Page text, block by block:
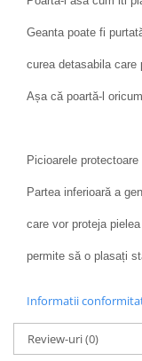
Geanta poate fi
curea detasabila care
Așa că poartă-l
Picioarele protectoare
Partea inferioară a
care vor proteja
permite să o plasați
Informatii
Review-uri(0)